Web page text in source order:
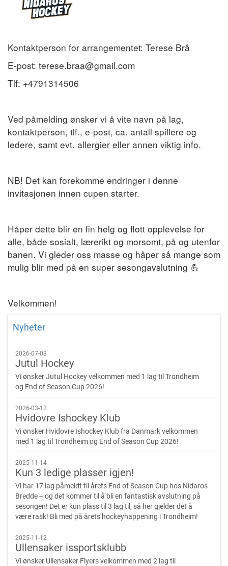
Kontaktperson for arrangementet: Terese Brå
E-post: terese.braa@gmail.com
Tlf:
Ved påmelding ønsker vi å vite navn på lag,
kontaktperson, tlf., e-post, ca. antall spillere og
ledere, samt evt. allergier eller annen viktig info.
NB! Det kan forekomme endringer i denne
invitasjonen innen cupen starter.
Håper dette blir en fin helg og flott opplevelse for
alle, både sosialt, lærerikt og morsomt, på og utenfor
banen. Vi gleder oss masse og håper så mange som
mulig blir med på en super sesongavslutning 💪
Velkommen!
Nyheter
2026-07-03
Jutul Hockey
Vi ønsker Jutul Hockey velkommen med 1 lag til Trondheim
og End of Season Cup 2026!
2026-03-12
Hvidovre Ishockey Klub
Vi ønsker Hvidovre Ishockey Klub fra Danmark velkommen
med 1 lag til Trondheim og End of Season Cup 2026!
2025-11-14
Kun 3 ledige plasser igjen!
Vi har 17 lag påmeldt til årets End of Season Cup hos Nidaros
Bredde -- og det kommer til å bli en fantastisk avslutning på
sesongen! Det er kun plass til 3 lag til, så her gjelder det å
være rask! Bli med på årets hockeyhappening i Trondheim!
2025-11-12
Ullensaker issportsklubb
Vi ønsker Ullensaker Flyers velkommen med 2 lag til